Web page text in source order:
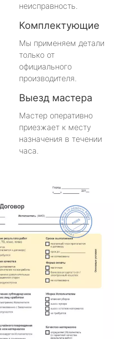
неисправность.
Комплектующие
Мы применяем детали
только от
официального
производителя.
Выезд мастера
Мастер оперативно
приезжает к месту
назначения в течении
часа.